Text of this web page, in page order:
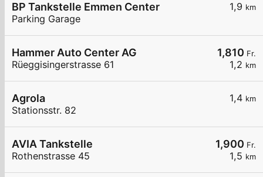
1,9 km
BP Tankstelle Emmen Center
Parking Garage
1,810 Fr.
1,2 km
Hammer Auto Center AG
Rüeggisingerstrasse 61
1,4 km
Agrola
Stationsstr. 82
1,900 Fr.
1,5 km
AVIA Tankstelle
Rothenstrasse 45